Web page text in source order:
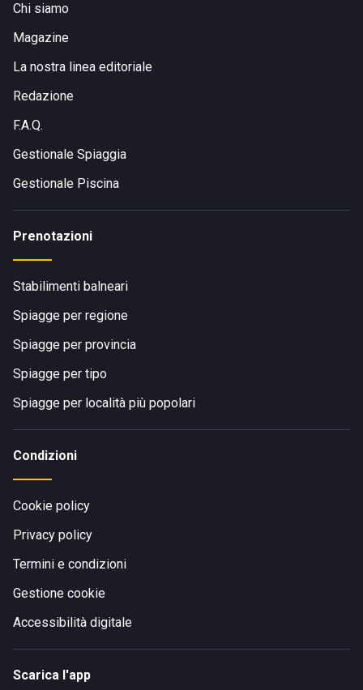
Chi siamo
Magazine
La nostra linea editoriale
Redazione
F.A.Q.
Gestionale Spiaggia
Gestionale Piscina
Prenotazioni
Stabilimenti balneari
Spiagge per regione
Spiagge per provincia
Spiagge per tipo
Spiagge per località più popolari
Condizioni
Cookie policy
Privacy policy
Termini e condizioni
Gestione cookie
Accessibilità digitale
Scarica l'app